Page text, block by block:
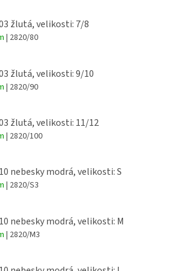
žlutá, velikosti: 7/8
| 2820/80
žlutá, velikosti: 9/10
| 2820/90
žlutá, velikosti: 11/12
| 2820/100
nebesky modrá, velikosti: S
| 2820/S3
nebesky modrá, velikosti: M
| 2820/M3